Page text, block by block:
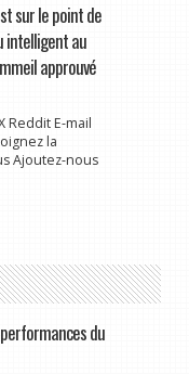
sur le point de
intelligent au
approuvé
Reddit E-mail
la
Ajoutez-nous
du